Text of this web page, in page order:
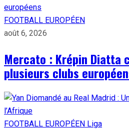
FOOTBALL EUROPÉEN
août 6, 2026
Mercato : Krépin Diatta
plusieurs clubs
FOOTBALL EUROPÉEN Liga